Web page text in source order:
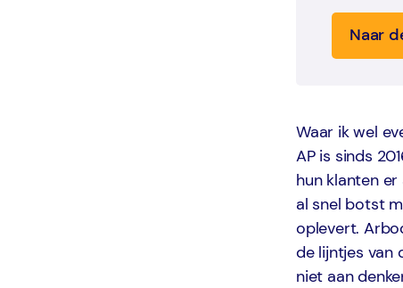
Naar
Waar ik wel
AP is sinds
hun klanten
al snel botst
oplevert.
de lijntjes van
niet aan